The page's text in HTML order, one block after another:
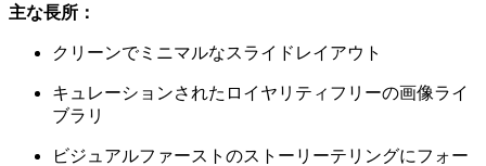
主な長所：
クリーンでミニマルなスライドレイアウト
キュレーションされたロイヤリティフリーの画像ライ
ブラリ
ビジュアルファーストのストーリーテリングにフォー